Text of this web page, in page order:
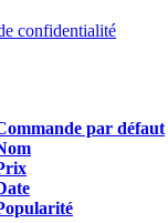
confidentialité
par défaut